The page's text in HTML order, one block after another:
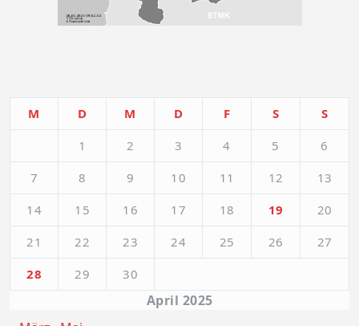
April 2025
M D M D F S
S
1
2 3 4 5
6
7
8 9 10 11 12
13
14
15 16 17 18 19
20
21
22 23 24 25 26
27
28
29 30